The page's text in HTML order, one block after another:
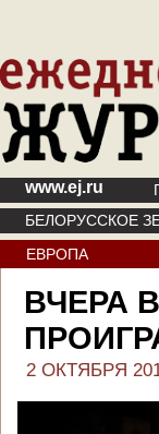
www.ej.ru
БЕЛОРУССКОЕ
ЕВРОПА
ВЧЕРА
2 ОКТЯБРЯ